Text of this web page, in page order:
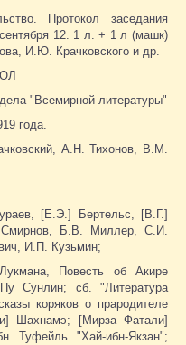
Протокол заседания
12. 1 л. + 1 л (машк)
И.Ю. Крачковского и др.
"Всемирной литературы"
года.
А.Н. Тихонов, В.М.
[Е.Э.] Бертельс, [В.Г.]
Б.В. Миллер, С.И.
И.П. Кузьмин;
Повесть об Акире
Сунлин; сб. "Литература
коряков о прародителе
Шахнамэ; [Мирза Фатали]
Туфейль "Хай-ибн-Якзан";